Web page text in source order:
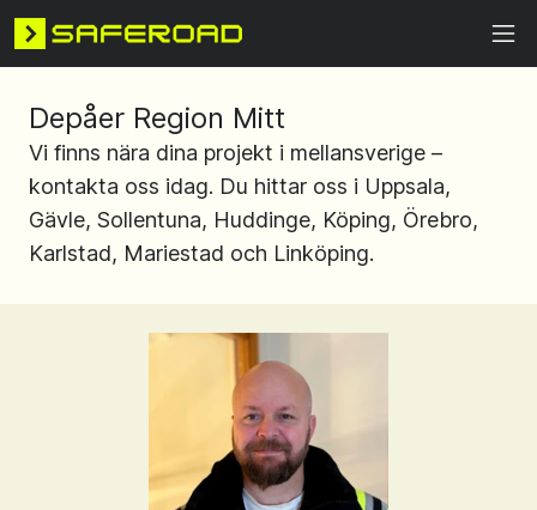
Depåer Region Mitt
Vi finns nära dina projekt i mellansverige –
kontakta oss idag. Du hittar oss i Uppsala,
Gävle, Sollentuna, Huddinge, Köping, Örebro,
Karlstad, Mariestad och Linköping.